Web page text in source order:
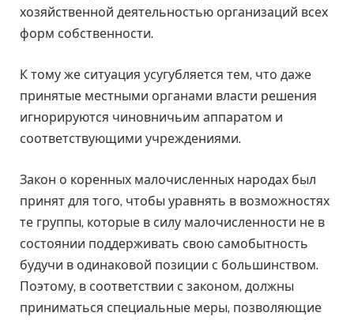
хозяйственной деятельностью организаций всех
форм собственности.
К тому же ситуация усугубляется тем, что даже
принятые местными органами власти решения
игнорируются чиновничьим аппаратом и
соответствующими учреждениями.
Закон о коренных малочисленных народах был
принят для того, чтобы уравнять в возможностях
те группы, которые в силу малочисленности не в
состоянии поддерживать свою самобытность
будучи в одинаковой позиции с большинством.
Поэтому, в соответствии с законом, должны
приниматься специальные меры, позволяющие